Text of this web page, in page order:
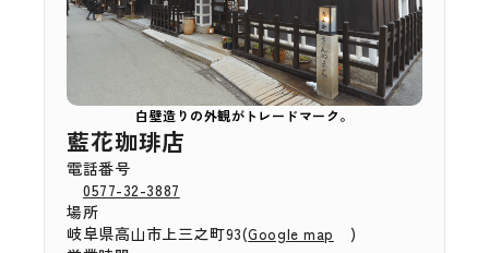
白壁造りの外観がトレードマーク。
藍花珈琲店
電話番号
0577-32-3887
場所
岐阜県高山市上三之町93(Google map
)